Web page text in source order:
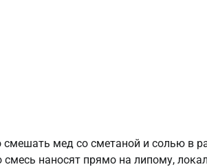
смешать мед со сметаной и солью в
смесь наносят прямо на липому,